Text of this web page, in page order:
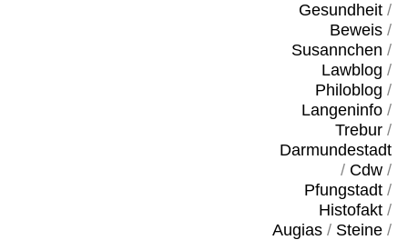
Gesundheit/
Beweis/
Susannchen /
Lawblog /
Philoblog /
Langeninfo/
Trebur/
Darmundestadt
/ Cdw/
Pfungstadt/
Histofakt/
Augias/ Steine/